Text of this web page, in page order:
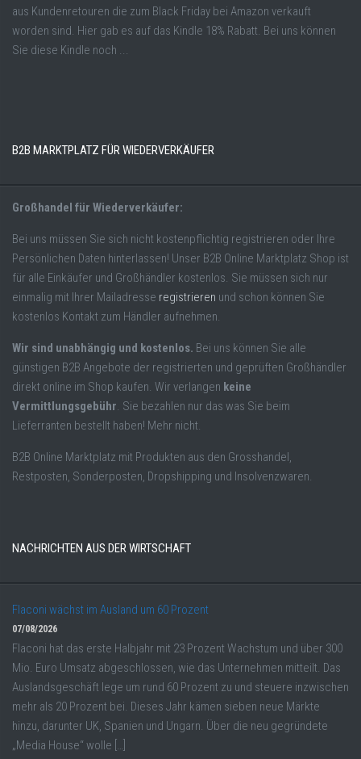
aus Kundenretouren die zum Black Friday bei Amazon verkauft
worden sind. Hier gab es auf das Kindle 18% Rabatt. Bei uns können
Sie diese Kindle noch ...
B2B MARKTPLATZ FÜR WIEDERVERKÄUFER
Großhandel für Wiederverkäufer:
Bei uns müssen Sie sich nicht kostenpflichtig registrieren oder Ihre
Persönlichen Daten hinterlassen! Unser B2B Online Marktplatz Shop ist
für alle Einkäufer und Großhändler kostenlos. Sie müssen sich nur
einmalig mit Ihrer Mailadresse registrieren und schon können Sie
kostenlos Kontakt zum Händler aufnehmen.
Wir sind unabhängig und kostenlos. Bei uns können Sie alle
günstigen B2B Angebote der registrierten und geprüften Großhändler
direkt online im Shop kaufen. Wir verlangen keine
Vermittlungsgebühr. Sie bezahlen nur das was Sie beim
Lieferranten bestellt haben! Mehr nicht.
B2B Online Marktplatz mit Produkten aus den Grosshandel,
Restposten, Sonderposten, Dropshipping und Insolvenzwaren.
NACHRICHTEN AUS DER WIRTSCHAFT
Flaconi wächst im Ausland um 60 Prozent
07/08/2026
Flaconi hat das erste Halbjahr mit 23 Prozent Wachstum und über 300
Mio. Euro Umsatz abgeschlossen, wie das Unternehmen mitteilt. Das
Auslandsgeschäft lege um rund 60 Prozent zu und steuere inzwischen
mehr als 20 Prozent bei. Dieses Jahr kämen sieben neue Märkte
hinzu, darunter UK, Spanien und Ungarn. Über die neu gegründete
„Media House“ wolle […]